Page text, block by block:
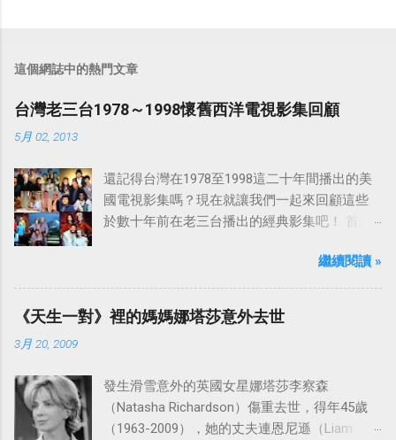
這個網誌中的熱門文章
台灣老三台1978～1998懷舊西洋電視影集回顧
5月 02, 2013
還記得台灣在1978至1998這二十年間播出的美
國電視影集嗎？現在就讓我們一起來回顧這些
於數十年前在老三台播出的經典影集吧！ 首先
「愛之船」（The Love Boat），這部影集最早
是在1977年9月24日至1986年5月24日於美國
ABC頻道首播，共播出了249集。 令人懷念的愛
之船旋律：
繼續閱讀 »
《天生一對》裡的媽媽娜塔莎意外去世
3月 20, 2009
發生滑雪意外的英國女星娜塔莎李察森
（Natasha Richardson）傷重去世，得年45歲
（1963-2009），她的丈夫連恩尼遜（Liam